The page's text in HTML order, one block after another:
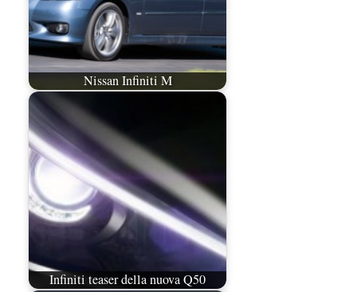
Nissan Infiniti M
Infiniti teaser della nuova Q50